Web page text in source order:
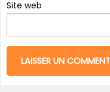
Site web